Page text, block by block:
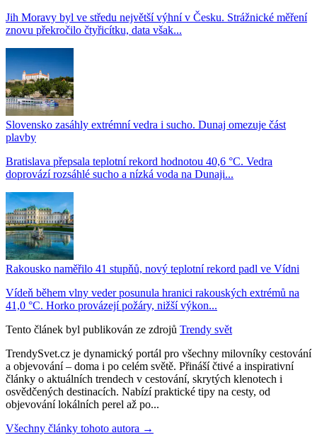
Jih Moravy byl ve středu největší výhní v Česku. Strážnické měření
znovu překročilo čtyřicítku, data však...
Slovensko zasáhly extrémní vedra i sucho. Dunaj omezuje část
plavby
Bratislava přepsala teplotní rekord hodnotou 40,6 °C. Vedra
doprovází rozsáhlé sucho a nízká voda na Dunaji...
Rakousko naměřilo 41 stupňů, nový teplotní rekord padl ve Vídni
Vídeň během vlny veder posunula hranici rakouských extrémů na
41,0 °C. Horko provázejí požáry, nižší výkon...
Tento článek byl publikován ze zdrojů Trendy svět
TrendySvet.cz je dynamický portál pro všechny milovníky cestování
a objevování – doma i po celém světě. Přináší čtivé a inspirativní
články o aktuálních trendech v cestování, skrytých klenotech i
osvědčených destinacích. Nabízí praktické tipy na cesty, od
objevování lokálních perel až po...
Všechny články tohoto autora →